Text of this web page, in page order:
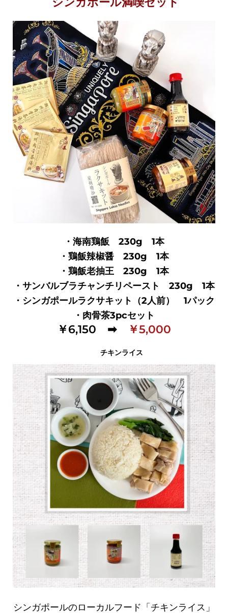
・海南鶏飯 230g 1本
・鶏飯辣椒醤 230g 1本
・鶏飯老抽王 230g 1本
・サンバルブラチャンチリペースト 230g 1本
・シンガポールラクサキット（2人前） 1パック
・肉骨茶3pcセット
￥6,150 ➡ ￥5,000
チキンライス
シンガポールのローカルフード「チキンライス」